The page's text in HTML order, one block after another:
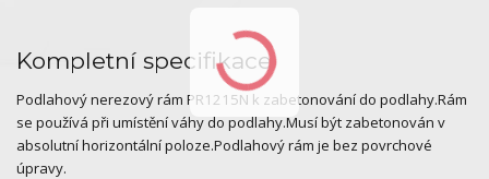
Kompletní specifikace
Podlahový nerezový rám PR1215N k zabetonování do podlahy.Rám
se používá při umístění váhy do podlahy.Musí být zabetonován v
absolutní horizontální poloze.Podlahový rám je bez povrchové
úpravy.